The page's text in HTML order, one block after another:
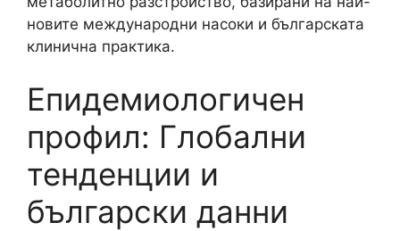
новите международни насоки и българската
клинична практика.
Епидемиологичен
профил: Глобални
тенденции и
български данни